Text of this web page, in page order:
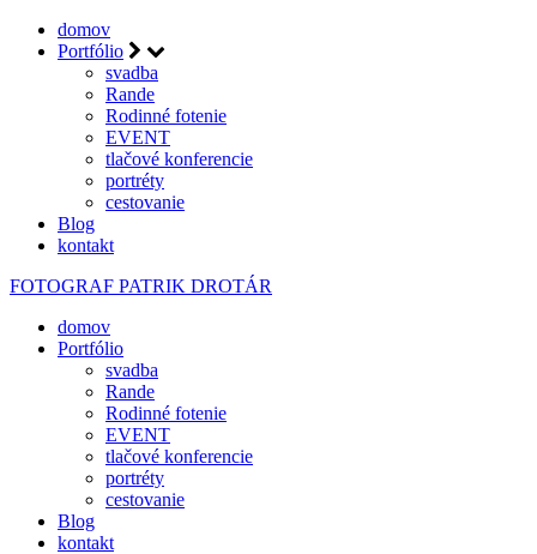
domov
Portfólio
svadba
Rande
Rodinné fotenie
EVENT
tlačové konferencie
portréty
cestovanie
Blog
kontakt
FOTOGRAF PATRIK DROTÁR
domov
Portfólio
svadba
Rande
Rodinné fotenie
EVENT
tlačové konferencie
portréty
cestovanie
Blog
kontakt